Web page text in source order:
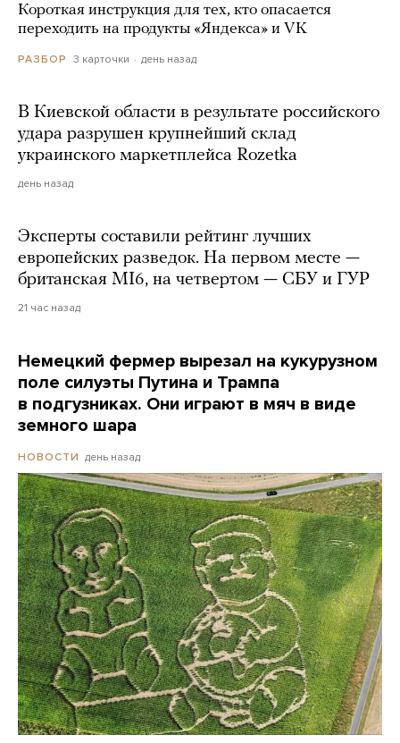
Короткая инструкция для тех, кто опасается
переходить на продукты «Яндекса» и VK
РАЗБОР 3 карточки день назад
В Киевской области в результате российского
удара разрушен крупнейший склад
украинского маркетплейса Rozetka
день назад
Эксперты составили рейтинг лучших
европейских разведок. На первом месте —
британская MI6, на четвертом — СБУ и ГУР
21 час назад
Немецкий фермер вырезал на кукурузном
поле силуэты Путина и Трампа
в подгузниках. Они играют в мяч в виде
земного шара
НОВОСТИ день назад